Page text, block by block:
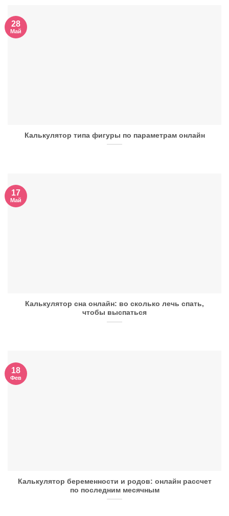
Калькулятор типа фигуры по параметрам онлайн
28
Май
Калькулятор сна онлайн: во сколько лечь спать,
чтобы выспаться
17
Май
Калькулятор беременности и родов: онлайн рассчет
по последним месячным
18
Фев